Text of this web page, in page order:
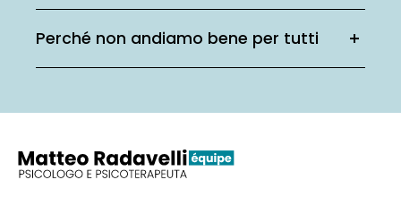
Perché non andiamo bene per tutti